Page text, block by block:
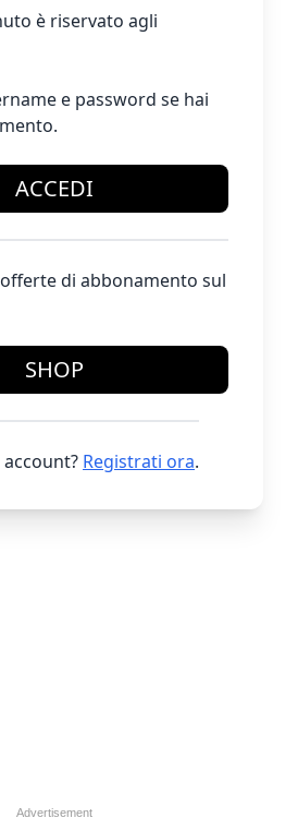
è riservato agli
e password se hai
ACCEDI
di abbonamento sul
SHOP
Registrati ora.